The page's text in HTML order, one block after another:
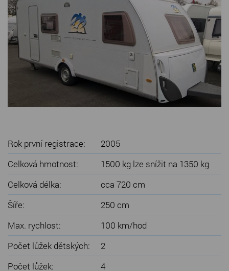
SERVIS KARAVANŮ
KONTAKT
Rok první registrace:
2005
Celková hmotnost:
1500 kg lze snížit na 1350 kg
Celková délka:
cca 720 cm
Šíře:
250 cm
Max. rychlost:
100 km/hod
Počet lůžek dětských:
2
Počet lůžek:
4